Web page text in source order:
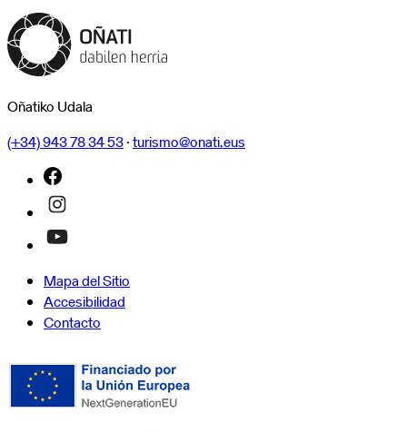
Oñatiko Udala
(+34) 943 78 34 53·turismo@onati.eus
Mapa del Sitio
Accesibilidad
Contacto